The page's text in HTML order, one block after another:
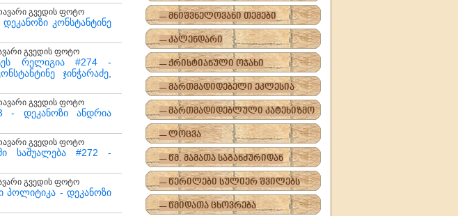
გვედის ფოტო
კონსტანტინე
გვედის ფოტო
რელიგია #274 -
ჯინჭარაძე,
გვედის ფოტო
- დეკანოზი ანდრია
გვედის ფოტო
საშუალება #272 -
გვედის ფოტო
- დეკანოზი
-- მნიშვნელოვანი თემები
-- კალენდარი
-- ქრისტიანული ოჯახი
-- მართმადიდებელი ეკლესია
-- მართმადიდებლული კატეხიზმო
-- ლოცვა
-- წმ. მამათა საგანძურიდან
-- წერილები სულიერ შვილებს
-- წმიდათა ცხოვრება